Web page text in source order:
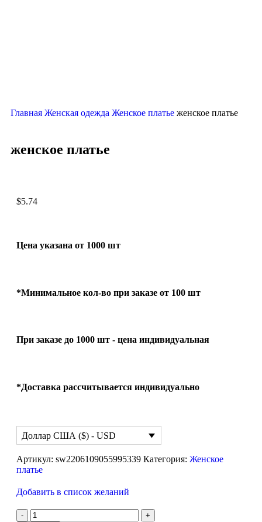
Главная Женская одежда Женское платье женское платье
женское платье
$5.74
Цена указана от 1000 шт
*Минимальное кол-во при заказе от 100 шт
При заказе до 1000 шт - цена индивидуальная
*Доставка рассчитывается индивидуально
Доллар США ($) - USD
Артикул: sw2206109055995339 Категория: Женское
платье
Добавить в список желаний